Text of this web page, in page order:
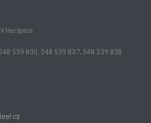
Heršpice
539 830, 548 539 837, 548 539 838